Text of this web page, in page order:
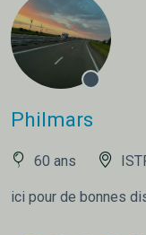
Philmars
60 ans
ici pour de bonnes